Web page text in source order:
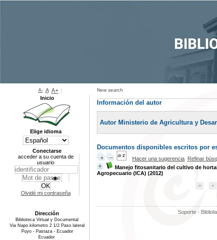
New search
Información del autor
Autor Ministerio de Agricultura y
Documentos disponibles escritos por
Hacer una sugerencia Refinar
Manejo fitosanitario del cultivo de
Agropecuario (ICA) (2012)
Soporte -
A- A A+
Inicio
Elige idioma
Conectarse
acceder a su cuenta de
usuario
Olvidé mi contraseña
Dirección
Biblioteca Virtual y Documental
Via Napo kilometro 2 1/2 Paso lateral
Puyo - Pastaza - Ecuador
Ecuador